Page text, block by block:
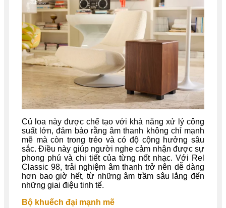
Củ loa này được chế tạo với khả năng xử lý công
suất lớn, đảm bảo rằng âm thanh không chỉ mạnh
mẽ mà còn trong trẻo và có độ cộng hưởng sâu
sắc. Điều này giúp người nghe cảm nhận được sự
phong phú và chi tiết của từng nốt nhạc. Với Rel
Classic 98, trải nghiệm âm thanh trở nên dễ dàng
hơn bao giờ hết, từ những âm trầm sâu lắng đến
những giai điệu tinh tế.
Bộ khuếch đại mạnh mẽ